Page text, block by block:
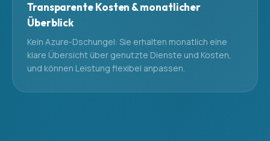
Transparente Kosten & monatlicher
Überblick
Kein Azure-Dschungel: Sie erhalten monatlich eine
klare Übersicht über genutzte Dienste und Kosten,
und können Leistung flexibel anpassen.